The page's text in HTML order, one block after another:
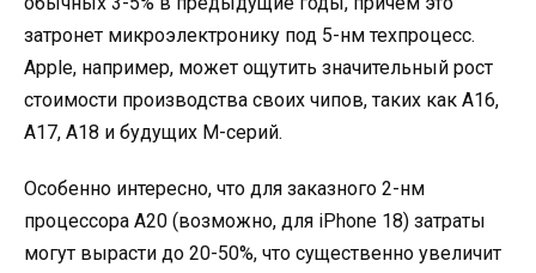
затронет микроэлектронику под 5-нм техпроцесс.
Apple, например, может ощутить значительный рост
стоимости производства своих чипов, таких как A16,
A17, A18 и будущих M-серий.
Особенно интересно, что для заказного 2-нм
процессора A20 (возможно, для iPhone 18) затраты
могут вырасти до 20-50%, что существенно увеличит